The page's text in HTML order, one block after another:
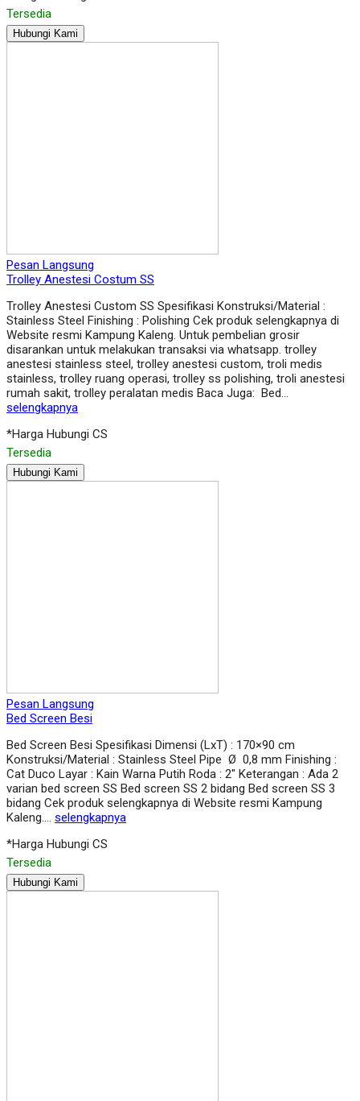
Tersedia
Hubungi Kami
Pesan Langsung
Trolley Anestesi Costum SS
Trolley Anestesi Custom SS Spesifikasi Konstruksi/Material :
Stainless Steel Finishing : Polishing Cek produk selengkapnya di
Website resmi Kampung Kaleng. Untuk pembelian grosir
disarankan untuk melakukan transaksi via whatsapp. trolley
anestesi stainless steel, trolley anestesi custom, troli medis
stainless, trolley ruang operasi, trolley ss polishing, troli anestesi
rumah sakit, trolley peralatan medis Baca Juga: Bed…
selengkapnya
*Harga Hubungi CS
Tersedia
Hubungi Kami
Pesan Langsung
Bed Screen Besi
Bed Screen Besi Spesifikasi Dimensi (LxT) : 170×90 cm
Konstruksi/Material : Stainless Steel Pipe Ø 0,8 mm Finishing :
Cat Duco Layar : Kain Warna Putih Roda : 2″ Keterangan : Ada 2
varian bed screen SS Bed screen SS 2 bidang Bed screen SS 3
bidang Cek produk selengkapnya di Website resmi Kampung
Kaleng…. selengkapnya
*Harga Hubungi CS
Tersedia
Hubungi Kami